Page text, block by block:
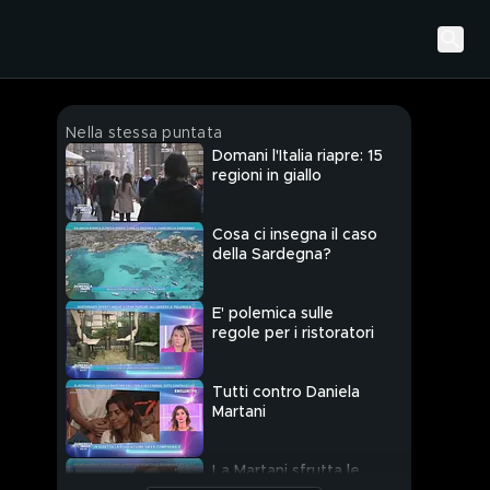
Nella stessa puntata
Domani l'Italia riapre: 15
regioni in giallo
Cosa ci insegna il caso
della Sardegna?
E' polemica sulle
regole per i ristoratori
Tutti contro Daniela
Martani
La Martani sfrutta le